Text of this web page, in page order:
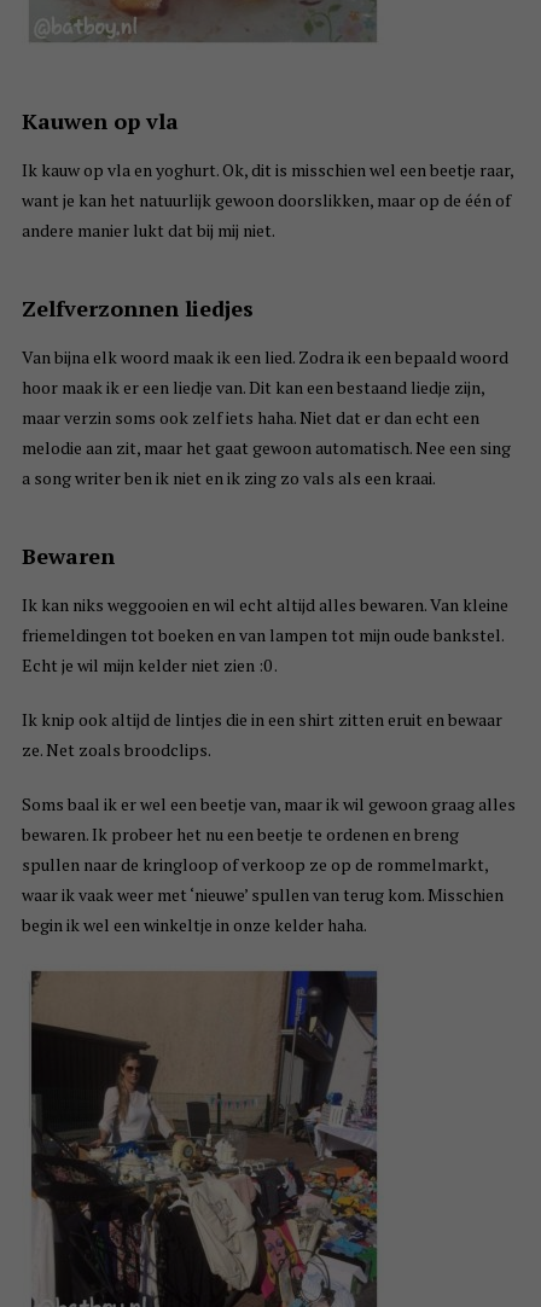
Kauwen op vla
Ik kauw op vla en yoghurt. Ok, dit is misschien wel een beetje raar,
want je kan het natuurlijk gewoon doorslikken, maar op de één of
andere manier lukt dat bij mij niet.
Zelfverzonnen liedjes
Van bijna elk woord maak ik een lied. Zodra ik een bepaald woord
hoor maak ik er een liedje van. Dit kan een bestaand liedje zijn,
maar verzin soms ook zelf iets haha. Niet dat er dan echt een
melodie aan zit, maar het gaat gewoon automatisch. Nee een sing
a song writer ben ik niet en ik zing zo vals als een kraai.
Bewaren
Ik kan niks weggooien en wil echt altijd alles bewaren. Van kleine
friemeldingen tot boeken en van lampen tot mijn oude bankstel.
Echt je wil mijn kelder niet zien :0 .
Ik knip ook altijd de lintjes die in een shirt zitten eruit en bewaar
ze. Net zoals broodclips.
Soms baal ik er wel een beetje van, maar ik wil gewoon graag alles
bewaren. Ik probeer het nu een beetje te ordenen en breng
spullen naar de kringloop of verkoop ze op de rommelmarkt,
waar ik vaak weer met ‘nieuwe’ spullen van terug kom. Misschien
begin ik wel een winkeltje in onze kelder haha.